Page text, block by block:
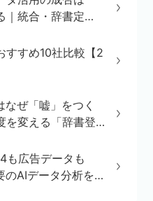
｜統合・辞書定
すすめ10社比較【2
なぜ「嘘」をつく
を変える「辞書登
も広告データも
のAIデータ分析を